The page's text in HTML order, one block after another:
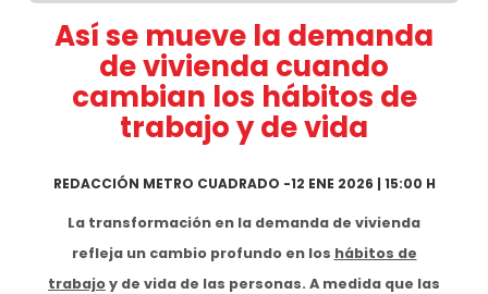
Así se mueve la demanda
de vivienda cuando
cambian los hábitos de
trabajo y de vida
REDACCIÓN METRO CUADRADO -12 ENE 2026 | 15:00 H
La transformación en la demanda de vivienda
refleja un cambio profundo en los hábitos de
trabajoy de vida de las personas. A medida que las